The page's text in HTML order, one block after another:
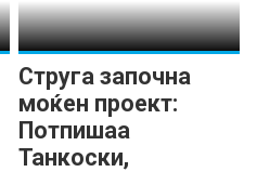
Струга започна
моќен проект:
Потпишаа
Танкоски,